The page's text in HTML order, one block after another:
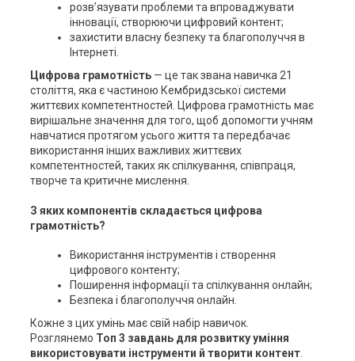
розв’язувати проблеми та впроваджувати
інновації, створюючи цифровий контент;
захистити власну безпеку та благополуччя в
Інтернеті.
Цифрова грамотність— це так звана навичка 21
століття, яка є частиною Кембридзської системи
життєвих компетентностей. Цифрова грамотність має
вирішальне значення для того, щоб допомогти учням
навчатися протягом усього життя та передбачає
використання інших важливих життєвих
компетентностей, таких як спілкування, співпраця,
творче та критичне мислення.
З яких компонентів складається цифрова
грамотність?
Використання інструментів і створення
цифрового контенту;
Поширення інформації та спілкування онлайн;
Безпека і благополуччя онлайн.
Кожне з цих умінь має свій набір навичок.
Розглянемо Топ 3 завдань для розвитку уміння
використовувати інструменти й творити контент.